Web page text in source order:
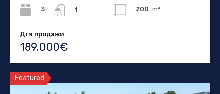
3
1
200 m²
Для продажи
189.000€
Featured